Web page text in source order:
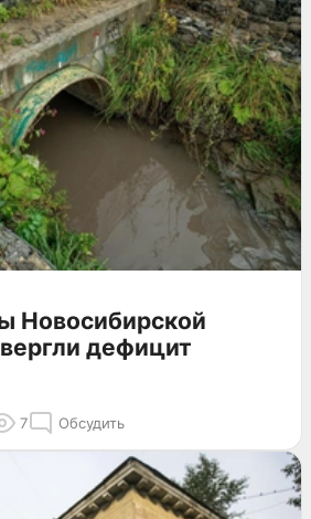
Новосибирской
дефицит
7 Обсудить